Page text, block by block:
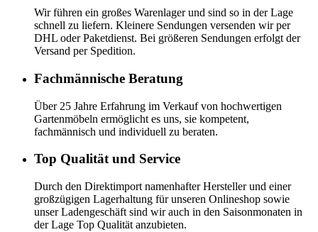
Wir führen ein großes Warenlager und sind so in der Lage
schnell zu liefern. Kleinere Sendungen versenden wir per
DHL oder Paketdienst. Bei größeren Sendungen erfolgt der
Versand per Spedition.
Fachmännische Beratung
Über 25 Jahre Erfahrung im Verkauf von hochwertigen
Gartenmöbeln ermöglicht es uns, sie kompetent,
fachmännisch und individuell zu beraten.
Top Qualität und Service
Durch den Direktimport namenhafter Hersteller und einer
großzügigen Lagerhaltung für unseren Onlineshop sowie
unser Ladengeschäft sind wir auch in den Saisonmonaten in
der Lage Top Qualität anzubieten.